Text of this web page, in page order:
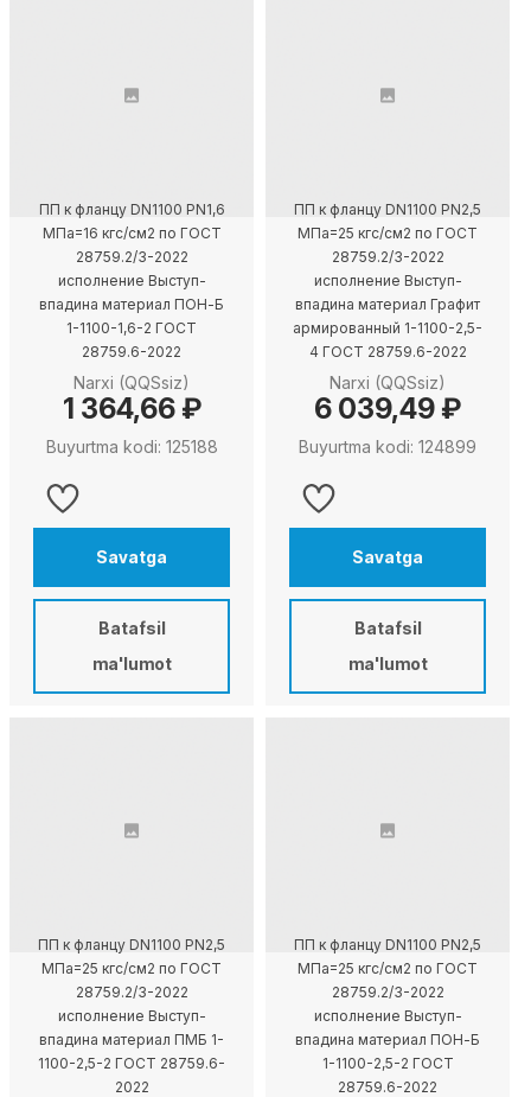
ПП к фланцу DN1100 PN1,6
МПа=16 кгс/см2 по ГОСТ
28759.2/3-2022
исполнение Выступ-
впадина материал ПОН-Б
1-1100-1,6-2 ГОСТ
28759.6-2022
Narxi (QQSsiz)
1 364,66 ₽
Buyurtma kodi: 125188
Savatga
Batafsil
ma'lumot
ПП к фланцу DN1100 PN2,5
МПа=25 кгс/см2 по ГОСТ
28759.2/3-2022
исполнение Выступ-
впадина материал Графит
армированный 1-1100-2,5-
4 ГОСТ 28759.6-2022
Narxi (QQSsiz)
6 039,49 ₽
Buyurtma kodi: 124899
Savatga
Batafsil
ma'lumot
ПП к фланцу DN1100 PN2,5
МПа=25 кгс/см2 по ГОСТ
28759.2/3-2022
исполнение Выступ-
впадина материал ПМБ 1-
1100-2,5-2 ГОСТ 28759.6-
2022
ПП к фланцу DN1100 PN2,5
МПа=25 кгс/см2 по ГОСТ
28759.2/3-2022
исполнение Выступ-
впадина материал ПОН-Б
1-1100-2,5-2 ГОСТ
28759.6-2022